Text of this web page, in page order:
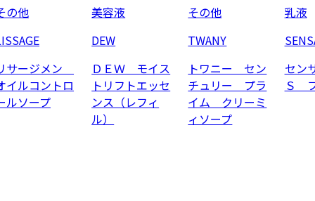
の他
サージメン
イルコントロ
ルソープ
美容液
DEW
ＤＥＷ モイス
トリフトエッセ
ンス（レフィ
ル）
その他
TWANY
トワニー セン
チュリー プラ
イム クリーミ
ィソープ
乳液
セン
Ｓ